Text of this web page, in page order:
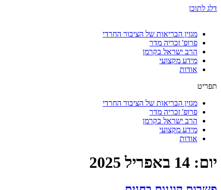
דלג לתוכן
מגזין הבריאות של הציבור החרדי
פרופ' זכריה מדר
הרב ישראל בקרמן
מידע מקצועי
אודות
תפריט
מגזין הבריאות של הציבור החרדי
פרופ' זכריה מדר
הרב ישראל בקרמן
מידע מקצועי
אודות
יום: 14 באפריל 2025